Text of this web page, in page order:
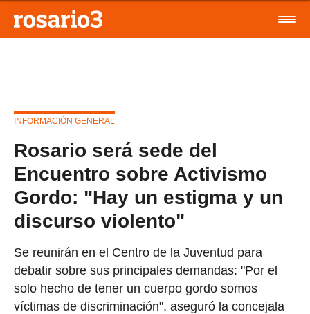
INFORMACIÓN GENERAL
Rosario será sede del
Encuentro sobre Activismo
Gordo: "Hay un estigma y un
discurso violento"
Se reunirán en el Centro de la Juventud para
debatir sobre sus principales demandas: "Por el
solo hecho de tener un cuerpo gordo somos
víctimas de discriminación", aseguró la concejala